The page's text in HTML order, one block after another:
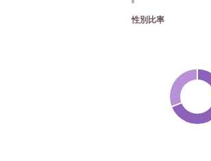
性別比率